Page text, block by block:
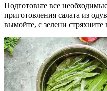
Подготовьте все
приготовления салата из
вымойте, с зелени